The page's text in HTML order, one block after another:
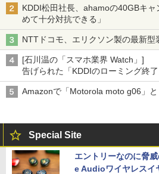
KDDI松田社長、ahamoの40GBキ
めて十分対抗できる」
NTTドコモ、エリクソン製の最新型
[石川温の「スマホ業界 Watch」]
告げられた「KDDIのローミング終
穴と楽天モバイルの課題
Amazonで「Motorola moto g06」
Special Site
エントリーなのに脅
e Audioワイヤレスイ